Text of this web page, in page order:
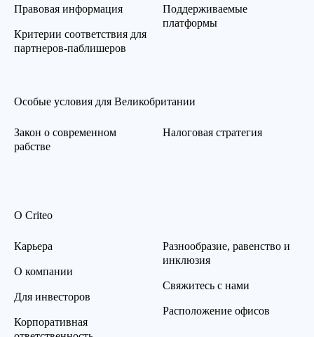
Правовая информация
Критерии соответствия для
партнеров-паблишеров
Поддерживаемые
платформы
Особые условия для Великобритании
Закон о современном
рабстве
Налоговая стратегия
О Criteo
Карьера
О компании
Для инвесторов
Корпоративная
Разнообразие, равенство и
инклюзия
Свяжитесь с нами
Расположение офисов